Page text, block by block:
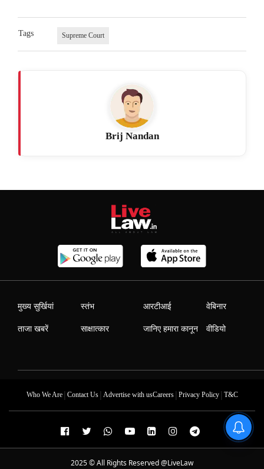
Tags Supreme Court
Brij Nandan
मुख्य सुर्खियां
ताजा खबरें
स्तंभ
साक्षात्कार
आरटीआई
जानिए हमारा कानून
वेबिनार
वीडियो
Who We Are| Contact Us| Advertise with usCareers| Privacy Policy| T&C
2025 © All Rights Reserved @LiveLaw